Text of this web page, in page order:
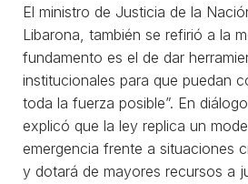
El ministro de Justicia de la
Libarona, también se refirió a la
fundamento es el de dar
institucionales para que puedan
toda la fuerza posible”. En
explicó que la ley replica un
emergencia frente a situaciones
y dotará de mayores recursos a